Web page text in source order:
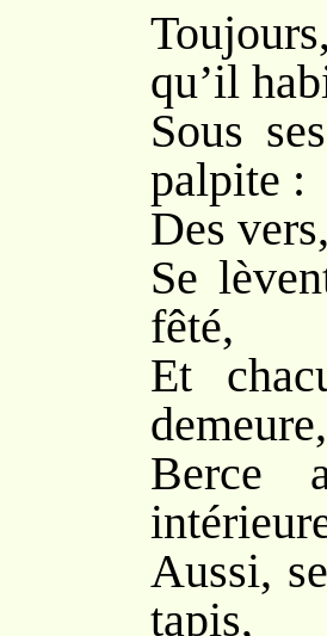
qu’il
Sous
palpite :
Des
Se
fêté,
Et
demeure,
Berce
Aussi,
tapis,